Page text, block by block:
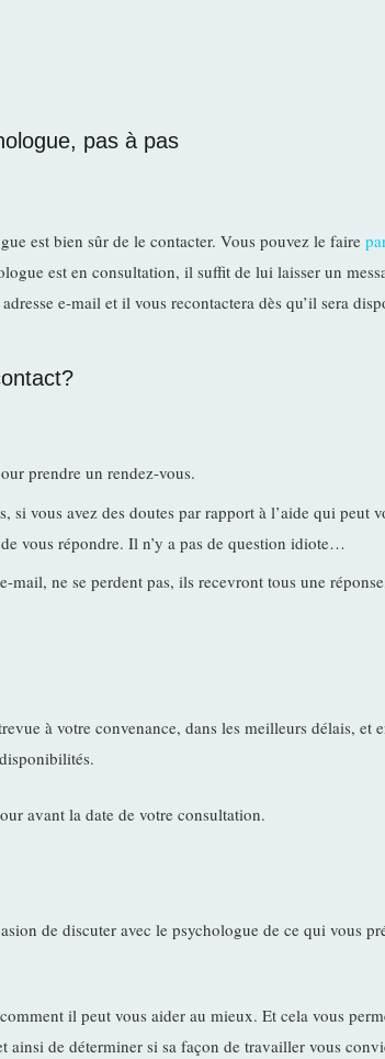
pas à pas
est bien sûr de le contacter. Vous pouvez le faire
est en consultation, il suffit de lui laisser un
e-mail et il vous recontactera dès qu’il sera
prendre un rendez-vous.
si vous avez des doutes par rapport à l’aide qui peut
vous répondre. Il n’y a pas de question idiote…
mail, ne se perdent pas, ils recevront tous une
à votre convenance, dans les meilleurs délais, et
avant la date de votre consultation.
de discuter avec le psychologue de ce qui vous
il peut vous aider au mieux. Et cela vous
ainsi de déterminer si sa façon de travailler vous